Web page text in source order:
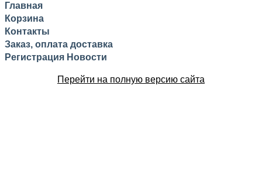
Главная
Корзина
Контакты
Заказ, оплата доставка
Регистрация Новости
Перейти на полную версию сайта